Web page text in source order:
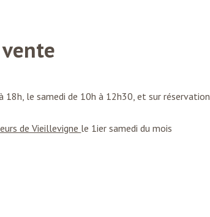
18h, le samedi de 10h à 12h30, et sur réservation
de Vieillevigne le 1ier samedi du mois